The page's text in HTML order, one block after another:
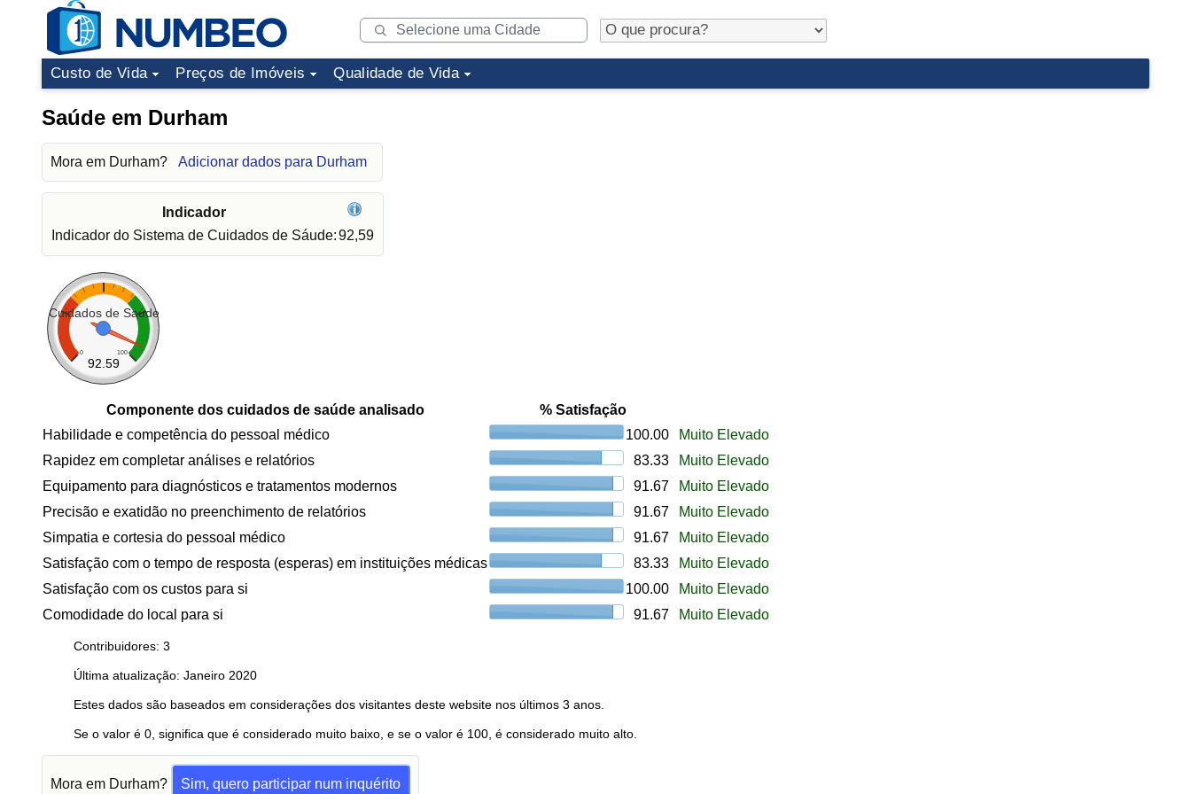
Custo de Vida Preços de Imóveis Qualidade de Vida
Saúde em Durham
Mora em Durham? Adicionar dados para Durham
Indicador
Indicador do Sistema de Cuidados de Sáude:92,59
Cuidados de Saúde
0 100
92.59
Componente dos cuidados de saúde analisado
% Satisfação
Habilidade e competência do pessoal médico
100.00
Muito Elevado
Rapidez em completar análises e relatórios
83.33
Muito Elevado
Equipamento para diagnósticos e tratamentos modernos
91.67
Muito Elevado
Precisão e exatidão no preenchimento de relatórios
91.67
Muito Elevado
Simpatia e cortesia do pessoal médico
91.67
Muito Elevado
Satisfação com o tempo de resposta (esperas) em instituições médicas
83.33
Muito Elevado
Satisfação com os custos para si
100.00
Muito Elevado
Comodidade do local para si
91.67 Muito Elevado
Contribuidores: 3
Última atualização: Janeiro 2020
Estes dados são baseados em considerações dos visitantes deste website nos últimos 3 anos.
Se o valor é 0, significa que é considerado muito baixo, e se o valor é 100, é considerado muito alto.
Mora em Durham? Sim, quero participar num inquérito